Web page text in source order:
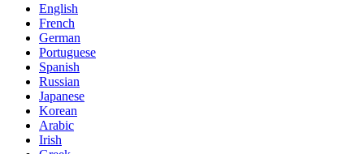
English
French
German
Portuguese
Spanish
Russian
Japanese
Korean
Arabic
Irish